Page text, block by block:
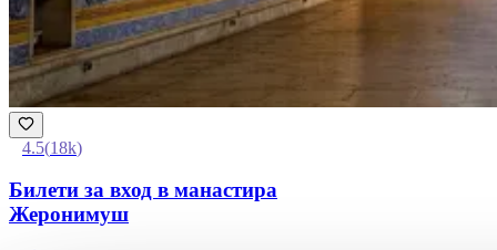
4.5(18k)
Билети за вход в манастира
Жеронимуш